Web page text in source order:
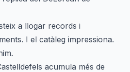
a llogar records i
I el catàleg impressiona.
acumula més de